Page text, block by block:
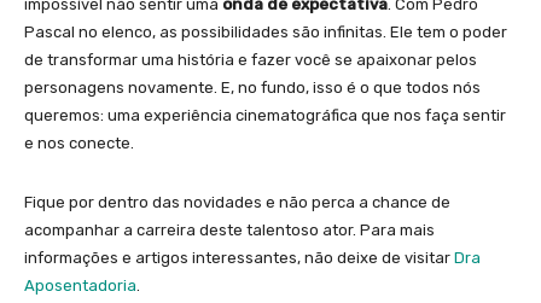
impossível não sentir uma onda de expectativa. Com Pedro
Pascal no elenco, as possibilidades são infinitas. Ele tem o poder
de transformar uma história e fazer você se apaixonar pelos
personagens novamente. E, no fundo, isso é o que todos nós
queremos: uma experiência cinematográfica que nos faça sentir
e nos conecte.
Fique por dentro das novidades e não perca a chance de
acompanhar a carreira deste talentoso ator. Para mais
informações e artigos interessantes, não deixe de visitar Dra
Aposentadoria.